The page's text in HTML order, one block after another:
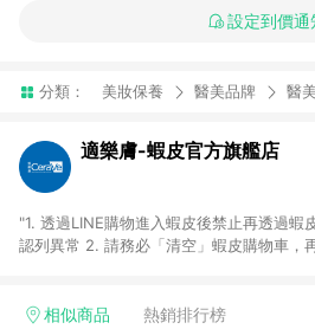
設定到價通
分類： 美妝保養 醫美品牌 醫
適樂膚-蝦皮官方旗艦店
"1. 透過LINE購物進入蝦皮後禁止再透過蝦
認列異常 2. 請務必「清空」蝦皮購物車，
交易後，想下第二張訂單，請重新從LINE
相似商品 熱銷排行榜